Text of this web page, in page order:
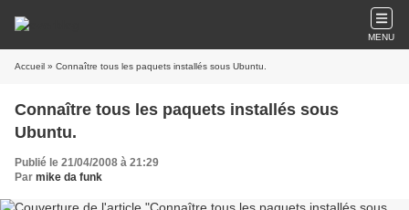
MENU
Accueil » Connaître tous les paquets installés sous Ubuntu.
Connaître tous les paquets installés sous
Ubuntu.
Publié le 21/04/2008 à 21:29
Par mike da funk